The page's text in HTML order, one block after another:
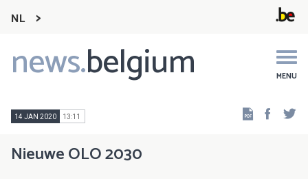
NL
news.belgium MENU
Main
navigation
14 JAN 2020 13:11
Nieuwe OLO 2030